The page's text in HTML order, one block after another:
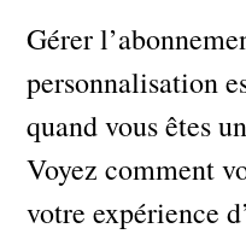
Gérer
personnalisation
quand vous êtes
Voyez comment
votre expérience